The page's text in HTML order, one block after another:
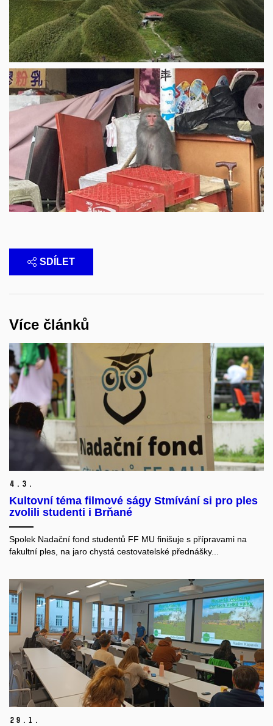
SDÍLET
Více článků
4. 3.
Kultovní téma filmové ságy Stmívání si pro ples
zvolili studenti i Brňané
Spolek Nadační fond studentů FF MU finišuje s přípravami na
fakultní ples, na jaro chystá cestovatelské přednášky...
29. 1.